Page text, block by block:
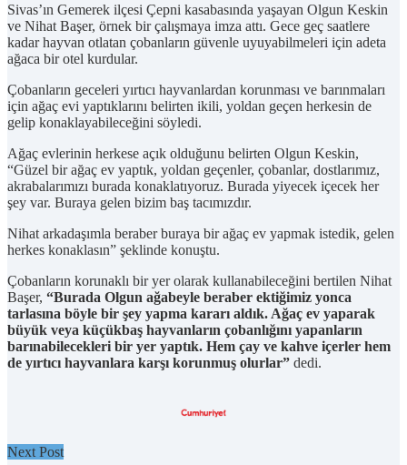
Sivas’ın Gemerek ilçesi Çepni kasabasında yaşayan Olgun Keskin
ve Nihat Başer, örnek bir çalışmaya imza attı. Gece geç saatlere
kadar hayvan otlatan çobanların güvenle uyuyabilmeleri için adeta
ağaca bir otel kurdular.
Çobanların geceleri yırtıcı hayvanlardan korunması ve barınmaları
için ağaç evi yaptıklarını belirten ikili, yoldan geçen herkesin de
gelip konaklayabileceğini söyledi.
Ağaç evlerinin herkese açık olduğunu belirten Olgun Keskin,
“Güzel bir ağaç ev yaptık, yoldan geçenler, çobanlar, dostlarımız,
akrabalarımızı burada konaklatıyoruz. Burada yiyecek içecek her
şey var. Buraya gelen bizim baş tacımızdır.
Nihat arkadaşımla beraber buraya bir ağaç ev yapmak istedik, gelen
herkes konaklasın” şeklinde konuştu.
Çobanların korunaklı bir yer olarak kullanabileceğini bertilen Nihat
Başer, “Burada Olgun ağabeyle beraber ektiğimiz yonca
tarlasına böyle bir şey yapma kararı aldık. Ağaç ev yaparak
büyük veya küçükbaş hayvanların çobanlığını yapanların
barınabilecekleri bir yer yaptık. Hem çay ve kahve içerler hem
de yırtıcı hayvanlara karşı korunmuş olurlar” dedi.
Next Post